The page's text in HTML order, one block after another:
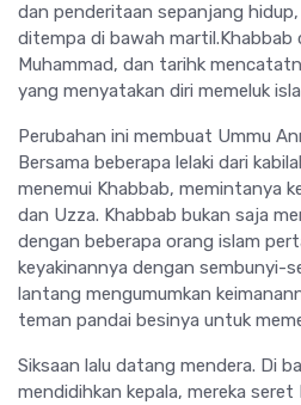
dan penderitaan sepanjang
ditempa di bawah martil.Khabbab
Muhammad, dan tarihk
yang menyatakan diri memeluk
Perubahan ini membuat Ummu
Bersama beberapa lelaki dari
menemui Khabbab, memintanya
dan Uzza. Khabbab bukan saja
dengan beberapa orang islam
keyakinannya dengan sembunyi-
lantang mengumumkan
teman pandai besinya untuk
Siksaan lalu datang mendera. Di
mendidihkan kepala, mereka